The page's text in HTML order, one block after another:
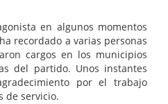
en algunos momentos
recordado a varias personas
cargos en los municipios
del partido. Unos instantes
por el trabajo
de servicio.